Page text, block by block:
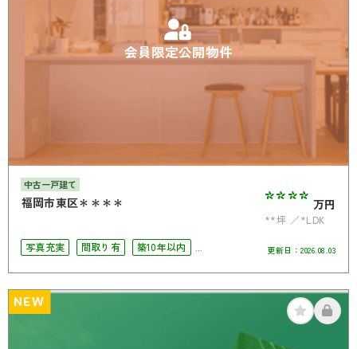
会員限定公開物件
中古一戸建て
福岡市東区＊＊＊＊ **** 万円
**坪
*LDK
写真充実
間取り有
築10年以内
オール電化
更新日： 2026.08.03
NEW